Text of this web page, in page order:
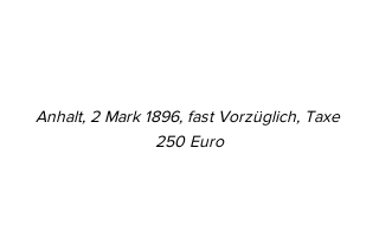
Anhalt, 2 Mark 1896, fast Vorzüglich, Taxe
250 Euro